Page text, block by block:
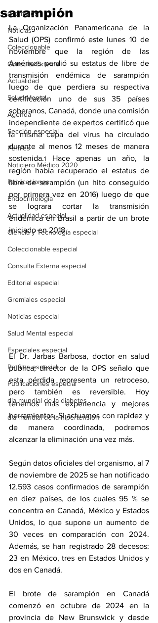
Gremiales
Noticias
Coleccionable
Consulta Externa
Actualidad
Salud Mental
Agenda
Sección especial
Perfiles
Noticiero Médico 2020
Publicaciones
Endocrinología
Actualidad especial
Ciencia y Tecnología especial
Coleccionable especial
Consulta Externa especial
Editorial especial
Gremiales especial
Noticias especial
Salud Mental especial
Especiales especial
Perfiles especial
Publicaciones especial
dia mundial de la diabetes
dia mundial de la hipertension
sarampión
La Organización Panamericana de la
Salud (OPS) confirmó este lunes 10 de
noviembre que la región de las
Américas perdió su estatus de libre de
transmisión endémica de sarampión
luego de que perdiera su respectiva
certificación uno de sus 35 países
soberanos, Canadá, donde una comisión
independiente de expertos certificó que
la misma cepa del virus ha circulado
durante al menos 12 meses de manera
sostenida.1 Hace apenas un año, la
región había recuperado el estatus de
libre de sarampión (un hito conseguido
por primera vez en 2016) luego de que
se lograra cortar la transmisión
endémica en Brasil a partir de un brote
iniciado en 2018.
El Dr. Jarbas Barbosa, doctor en salud
pública, director de la OPS señalo que
esta pérdida representa un retroceso,
pero también es reversible. Hoy
tenemos más experiencia y mejores
herramientas. Si actuamos con rapidez y
de manera coordinada, podremos
alcanzar la eliminación una vez más.
Según datos oficiales del organismo, al 7
de noviembre de 2025 se han notificado
12.593 casos confirmados de sarampión
en diez países, de los cuales 95 % se
concentra en Canadá, México y Estados
Unidos, lo que supone un aumento de
30 veces en comparación con 2024.
Además, se han registrado 28 decesos:
23 en México, tres en Estados Unidos y
dos en Canadá.
El brote de sarampión en Canadá
comenzó en octubre de 2024 en la
provincia de New Brunswick y desde